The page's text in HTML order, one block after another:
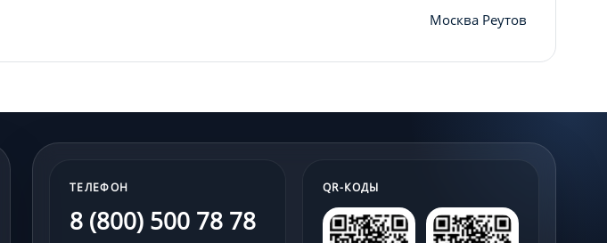
Москва Реутов
ТЕЛЕФОН
8 (800) 500 78 78
QR-КОДЫ